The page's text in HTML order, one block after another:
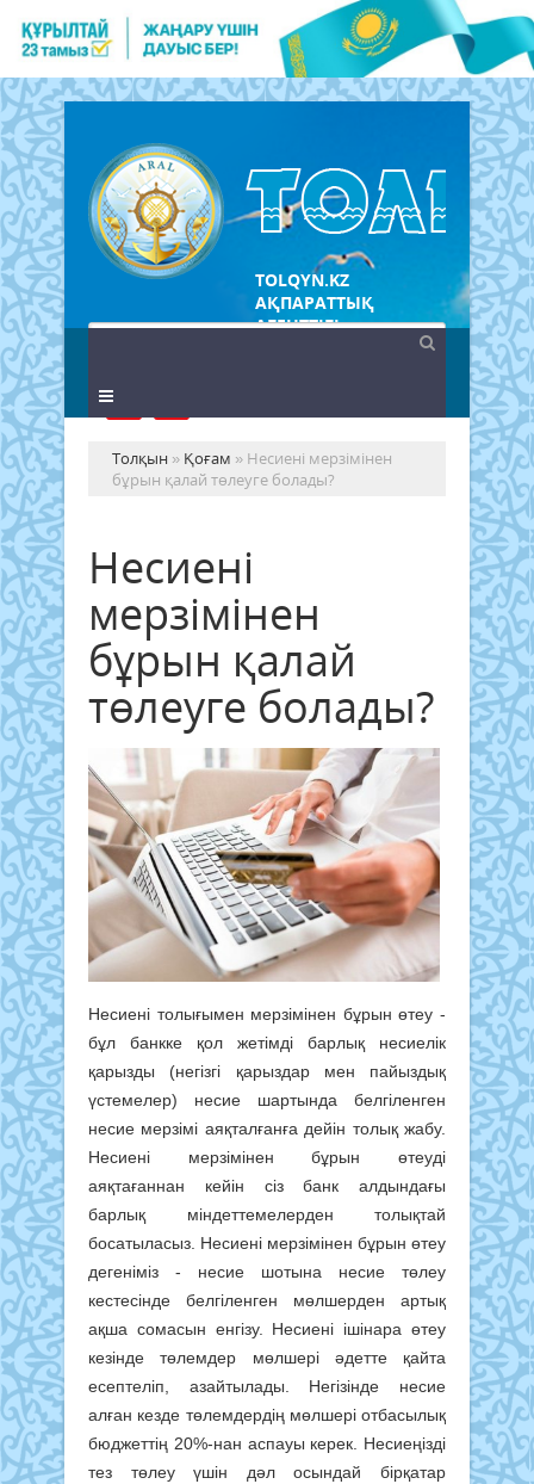
TOLQYN.KZ
АҚПАРАТТЫҚ
АГЕНТТІГІ
Толқын » Қоғам » Несиені мерзімінен
бұрын қалай төлеуге болады?
Несиені
мерзімінен
бұрын қалай
төлеуге болады?
Несиені толығымен мерзімінен бұрын өтеу -
бұл банкке қол жетімді барлық несиелік
қарызды (негізгі қарыздар мен пайыздық
үстемелер) несие шартында белгіленген
несие мерзімі аяқталғанға дейін толық жабу.
Несиені мерзімінен бұрын өтеуді
аяқтағаннан кейін сіз банк алдындағы
барлық міндеттемелерден толықтай
босатыласыз. Несиені мерзімінен бұрын өтеу
дегеніміз - несие шотына несие төлеу
кестесінде белгіленген мөлшерден артық
ақша сомасын енгізу. Несиені ішінара өтеу
кезінде төлемдер мөлшері әдетте қайта
есептеліп, азайтылады. Негізінде несие
алған кезде төлемдердің мөлшері отбасылық
бюджеттің 20%-нан аспауы керек. Несиеңізді
тез төлеу үшін дәл осындай бірқатар